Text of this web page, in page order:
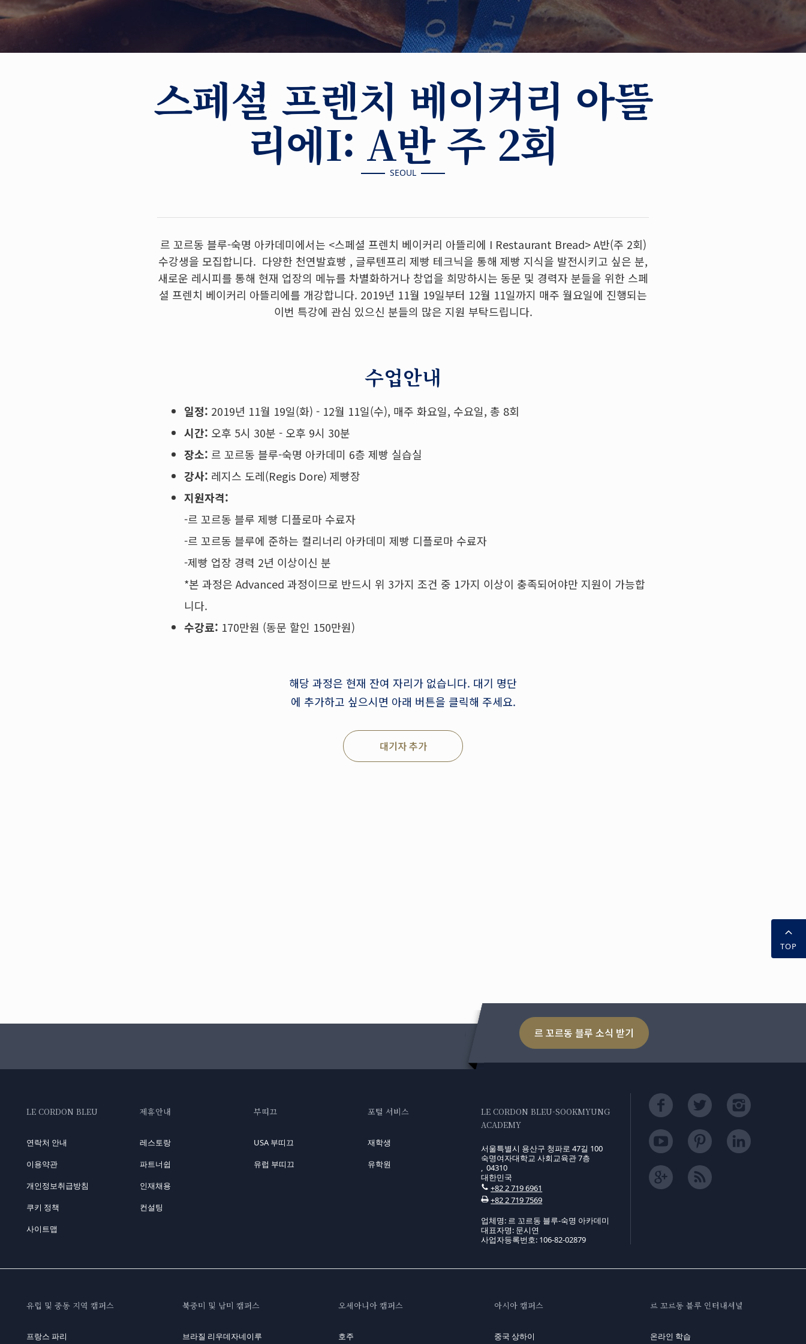
스페셜 프렌치 베이커리 아뜰
리에I: A반 주 2회
SEOUL
르 꼬르동 블루-숙명 아카데미에서는 <스페셜 프렌치 베이커리 아뜰리에 I Restaurant Bread> A반(주 2회)
수강생을 모집합니다. 다양한 천연발효빵 , 글루텐프리 제빵 테크닉을 통해 제빵 지식을 발전시키고 싶은 분,
새로운 레시피를 통해 현재 업장의 메뉴를 차별화하거나 창업을 희망하시는 동문 및 경력자 분들을 위한 스페
셜 프렌치 베이커리 아뜰리에를 개강합니다. 2019년 11월 19일부터 12월 11일까지 매주 월요일에 진행되는
이번 특강에 관심 있으신 분들의 많은 지원 부탁드립니다.
수업안내
일정: 2019년 11월 19일(화) - 12월 11일(수), 매주 화요일, 수요일, 총 8회
시간: 오후 5시 30분 - 오후 9시 30분
장소: 르 꼬르동 블루-숙명 아카데미 6층 제빵 실습실
강사: 레지스 도레(Regis Dore) 제빵장
지원자격:
-르 꼬르동 블루 제빵 디플로마 수료자
-르 꼬르동 블루에 준하는 컬리너리 아카데미 제빵 디플로마 수료자
-제빵 업장 경력 2년 이상이신 분
*본 과정은 Advanced 과정이므로 반드시 위 3가지 조건 중 1가지 이상이 충족되어야만 지원이 가능합
니다.
수강료: 170만원 (동문 할인 150만원)
해당 과정은 현재 잔여 자리가 없습니다. 대기 명단
에 추가하고 싶으시면 아래 버튼을 클릭해 주세요.
대기자 추가
르 꼬르동 블루 소식 받기
TOP
LE CORDON BLEU
연락처 안내
이용약관
개인정보취급방침
쿠키 정책
사이트맵
제휴안내
레스토랑
파트너쉽
인재채용
컨설팅
부띠끄
USA 부띠끄
유럽 부띠끄
포털 서비스
재학생
유학원
LE CORDON BLEU-SOOKMYUNG
ACADEMY
서울특별시 용산구 청파로 47길 100
숙명여자대학교 사회교육관 7층
, 04310
대한민국
+82 2 719 6961
+82 2 719 7569
업체명: 르 꼬르동 블루-숙명 아카데미
대표자명: 문시연
사업자등록번호: 106-82-02879
유럽 및 중동 지역 캠퍼스
프랑스 파리
북중미 및 남미 캠퍼스
브라질 리우데자네이루
오세아니아 캠퍼스
호주
아시아 캠퍼스
중국 상하이
르 꼬르동 블루 인터내셔널
온라인 학습